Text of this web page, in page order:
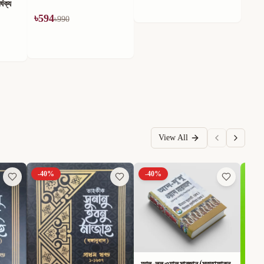
৳594৳990
View All
-40% -40%